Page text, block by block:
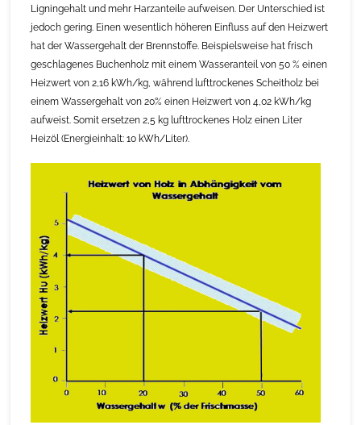
Ligningehalt und mehr Harzanteile aufweisen. Der Unterschied ist
jedoch gering. Einen wesentlich höheren Einfluss auf den Heizwert
hat der Wassergehalt der Brennstoffe. Beispielsweise hat frisch
geschlagenes Buchenholz mit einem Wasseranteil von 50 % einen
Heizwert von 2,16 kWh/kg, während lufttrockenes Scheitholz bei
einem Wassergehalt von 20% einen Heizwert von 4,02 kWh/kg
aufweist. Somit ersetzen 2,5 kg lufttrockenes Holz einen Liter
Heizöl (Energieinhalt: 10 kWh/Liter).